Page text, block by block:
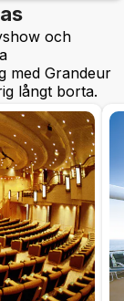
och
med Grandeur
långt borta.